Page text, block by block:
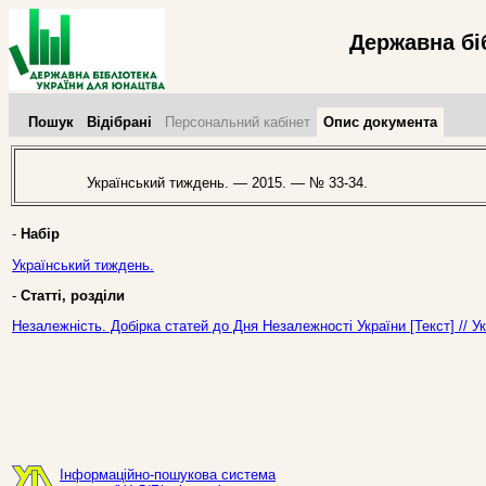
Державна
Пошук Відібрані Персональний кабінет Опис документа
Український тиждень. — 2015. — № 33-34.
- Набір
Український тиждень.
- Статті, розділи
Незалежність. Добірка статей до Дня Незалежності України
Інформаційно-пошукова система